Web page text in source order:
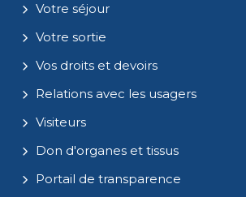
Votre séjour
Votre sortie
Vos droits et devoirs
Relations avec les usagers
Visiteurs
Don d'organes et tissus
Portail de transparence